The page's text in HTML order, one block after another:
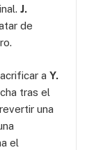
J.
de
a Y.
tras el
una
el